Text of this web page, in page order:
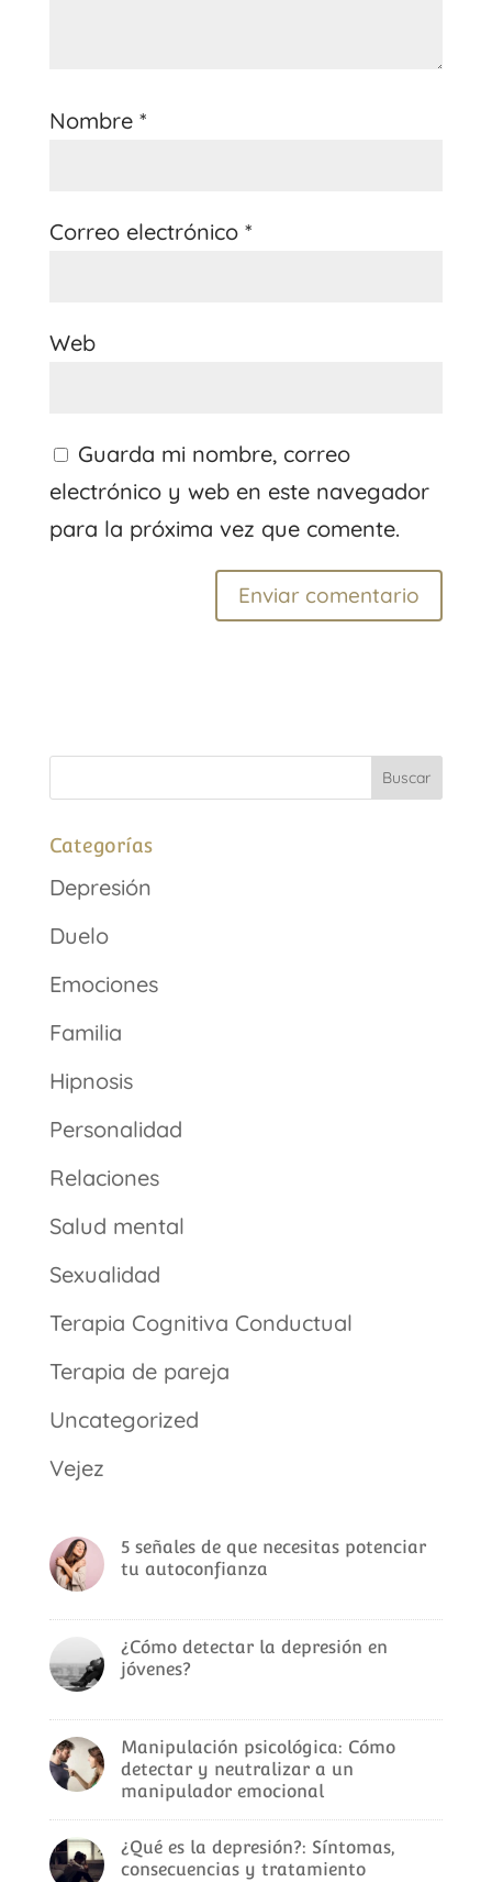
Nombre *
Correo electrónico *
Web
Guarda mi nombre, correo
electrónico y web en este navegador
para la próxima vez que comente.
Categorías
Depresión
Duelo
Emociones
Familia
Hipnosis
Personalidad
Relaciones
Salud mental
Sexualidad
Terapia Cognitiva Conductual
Terapia de pareja
Uncategorized
Vejez
5 señales de que necesitas potenciar
tu autoconfianza
¿Cómo detectar la depresión en
jóvenes?
Manipulación psicológica: Cómo
detectar y neutralizar a un
manipulador emocional
¿Qué es la depresión?: Síntomas,
consecuencias y tratamiento